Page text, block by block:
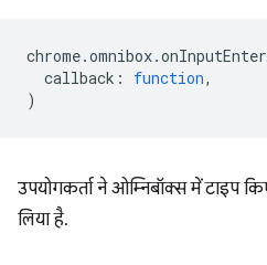
chrome.omnibox.
callback : function,
)
उपयोगकर्ता ने ओम्निबॉक्स में टाइप
लिया है.